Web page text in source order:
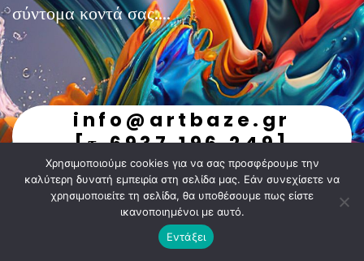
σύντομα κοντά σας....
info@artbaze.gr
[τ.6937.196.249]
undefined
Χρησιμοποιούμε cookies για να σας προσφέρουμε την
καλύτερη δυνατή εμπειρία στη σελίδα μας. Εάν συνεχίσετε να
χρησιμοποιείτε τη σελίδα, θα υποθέσουμε πως είστε
ικανοποιημένοι με αυτό.
Εντάξει